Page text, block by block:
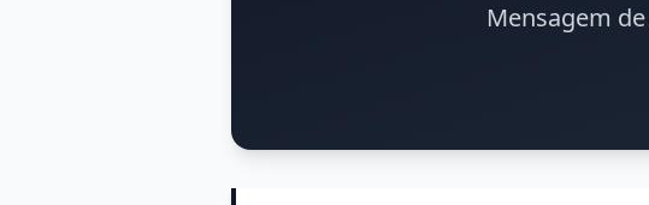
Mensagem